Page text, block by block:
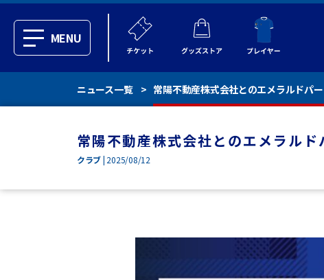
MENU
ニュース一覧 常陽不動産株式会社とのエメラルドパ
常陽不動産株式会社とのエメラル
クラブ| 2025/08/12